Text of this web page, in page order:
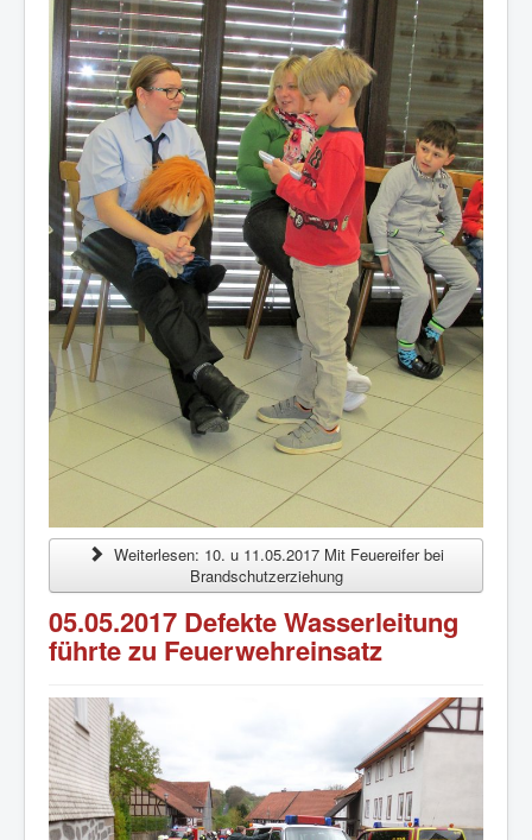
Weiterlesen: 10. u 11.05.2017 Mit Feuereifer bei
Brandschutzerziehung
05.05.2017 Defekte Wasserleitung
führte zu Feuerwehreinsatz